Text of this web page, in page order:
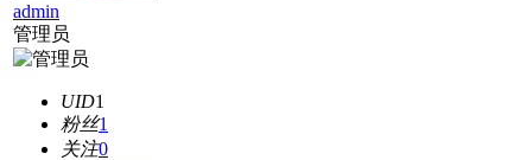
admin
管理员
UID1
粉丝1
关注0